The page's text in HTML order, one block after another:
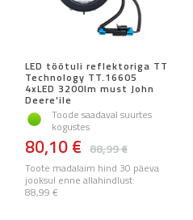
LED töötuli reflektoriga TT
Technology TT.16605
4xLED 3200lm must John
Deere'ile
Toode saadaval suurtes
kogustes
88,99 €
80,10 €
Toote madalaim hind 30 päeva
jooksul enne allahindlust:
88,99 €